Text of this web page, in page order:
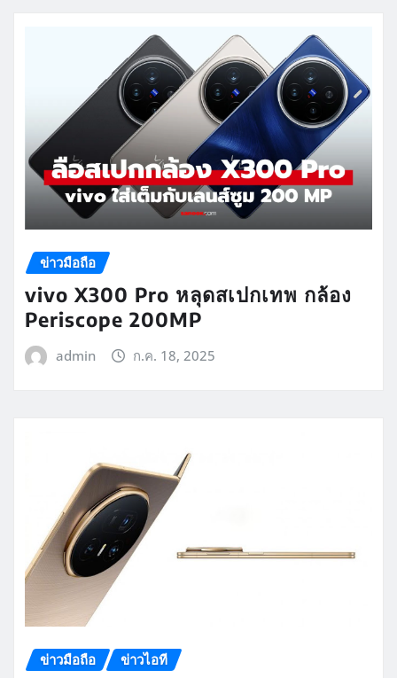
ข่าวมือถือ
vivo X300 Pro หลุดสเปกเทพ กล้อง
Periscope 200MP
admin ก.ค. 18, 2025
ข่าวมือถือ ข่าวไอที